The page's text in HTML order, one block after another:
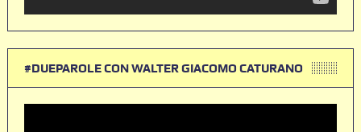
#DUEPAROLE CON WALTER GIACOMO CATURANO